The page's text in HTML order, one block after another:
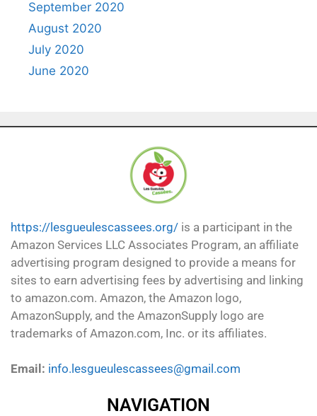
September 2020
August 2020
July 2020
June 2020
https://lesgueulescassees.org/ is a participant in the
Amazon Services LLC Associates Program, an affiliate
advertising program designed to provide a means for
sites to earn advertising fees by advertising and linking
to amazon.com. Amazon, the Amazon logo,
AmazonSupply, and the AmazonSupply logo are
trademarks of Amazon.com, Inc. or its affiliates.
Email: info.lesgueulescassees@gmail.com
NAVIGATION